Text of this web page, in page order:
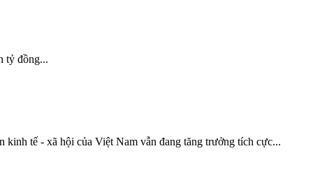
tỷ đồng...
kinh tế - xã hội của Việt Nam vẫn đang tăng trưởng tích cực...